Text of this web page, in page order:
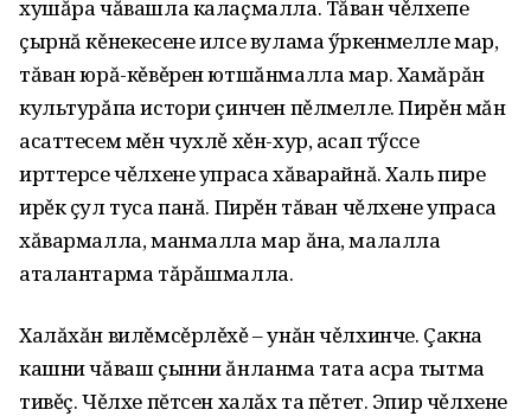
хушăра чăвашла калаçмалла. Тăван чěлхепе
çырнă кěнекесене илсе вулама ӳркенмелле мар,
тăван юрă-кěвěрен ютшăнмалла мар. Хамăрăн
культурăпа истори çинчен пěлмелле. Пирěн мăн
асаттесем мěн чухлě хěн-хур, асап тӳссе
ирттерсе чěлхене упраса хăварайнă. Халь пире
ирěк çул туса панă. Пирěн тăван чěлхене упраса
хăвармалла, манмалла мар ăна, малалла
аталантарма тăрăшмалла.
Халăхăн вилěмсěрлěхě – унăн чěлхинче. Çакна
кашни чăваш çынни ăнланма тата асра тытма
тивěç. Чěлхе пĕтсен халăх та пěтет. Эпир чěлхене